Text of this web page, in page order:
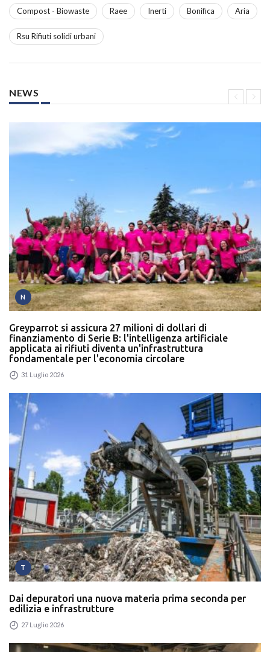
Compost - Biowaste Raee Inerti Bonifica Aria
Rsu Rifiuti solidi urbani
NEWS
N
Greyparrot si assicura 27 milioni di dollari di
finanziamento di Serie B: l'intelligenza artificiale
applicata ai rifiuti diventa un'infrastruttura
fondamentale per l'economia circolare
31 Luglio 2026
T
Dai depuratori una nuova materia prima seconda per
edilizia e infrastrutture
27 Luglio 2026